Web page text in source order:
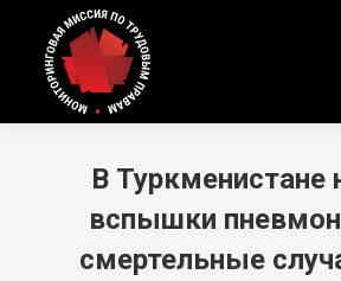
В Туркменистане
вспышки
смертельные